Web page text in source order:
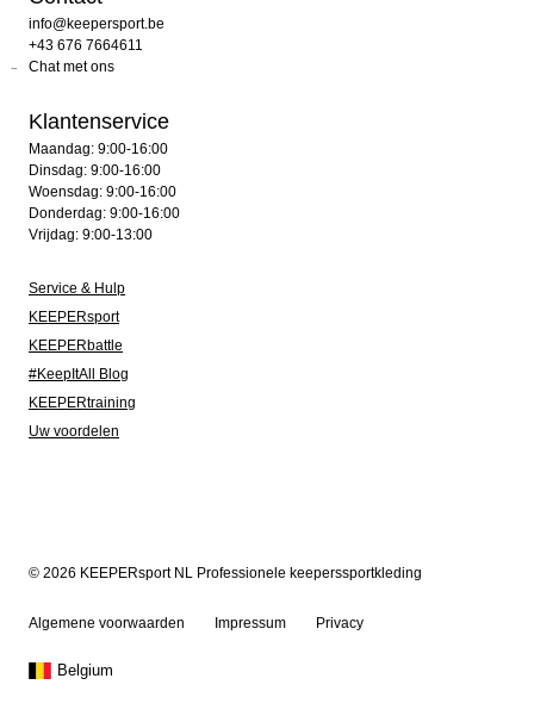
info@keepersport.be
+43 676 7664611
Chat met ons
Klantenservice
Maandag: 9:00-16:00
Dinsdag: 9:00-16:00
Woensdag: 9:00-16:00
Donderdag: 9:00-16:00
Vrijdag: 9:00-13:00
Service & Hulp
KEEPERsport
KEEPERbattle
#KeepItAll Blog
KEEPERtraining
Uw voordelen
© 2026 KEEPERsport NL Professionele keeperssportkleding
Algemene voorwaarden Impressum Privacy
Belgium